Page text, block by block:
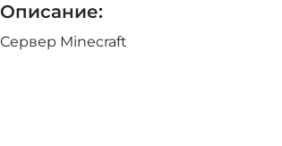
Описание:
Сервер Minecraft